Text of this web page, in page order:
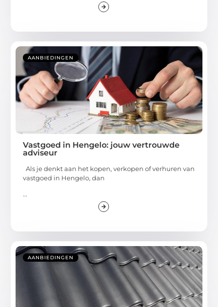
AANBIEDINGEN
Vastgoed in Hengelo: jouw vertrouwde
adviseur
Als je denkt aan het kopen, verkopen of verhuren van
vastgoed in Hengelo, dan
...
AANBIEDINGEN